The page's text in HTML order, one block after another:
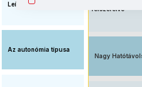
Leírás
Az autonómia típusa
felszerelve
Nagy